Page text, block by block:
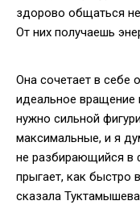
здорово общаться
От них получаешь
Она сочетает в себе
идеальное вращение
нужно сильной
максимальные, и я
не разбирающийся в
прыгает, как быстро
сказала